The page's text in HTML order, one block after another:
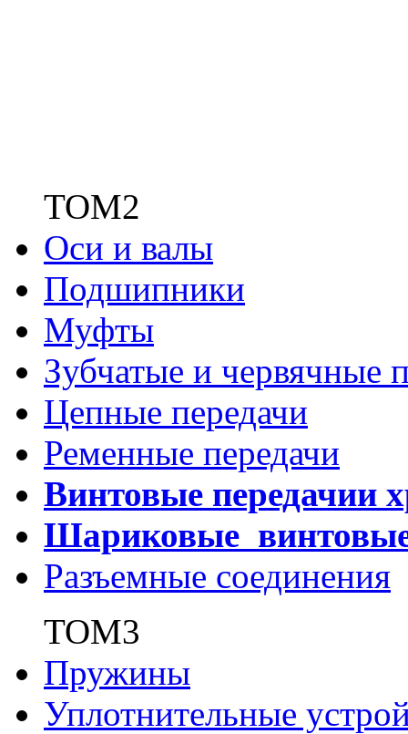
ТОМ2
Оси и валы
Подшипники
Муфты
Зубчатые и червячные
Цепные передачи
Ременные передачи
Винтовые передачии
Шариковые
Разъемные соединения
ТОМ3
Пружины
Уплотнительные